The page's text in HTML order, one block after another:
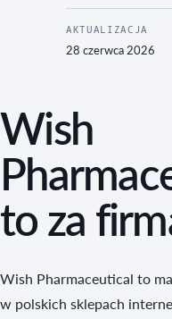
AKTUALIZACJA
28 czerwca 2026
Wish
to za
Wish Pharmaceutical to
w polskich sklepach